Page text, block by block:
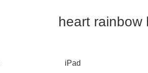
heart rainbow
iPad